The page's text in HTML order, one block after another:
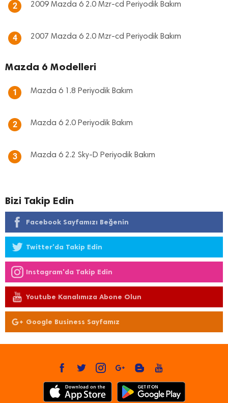
2 2009 Mazda 6 2.0 Mzr-cd Periyodik Bakım
4 2007 Mazda 6 2.0 Mzr-cd Periyodik Bakım
Mazda 6 Modelleri
1 Mazda 6 1.8 Periyodik Bakım
2 Mazda 6 2.0 Periyodik Bakım
3 Mazda 6 2.2 Sky-D Periyodik Bakım
Bizi Takip Edin
Facebook Sayfamızı Beğenin
Twitter'da Takip Edin
Instagram'da Takip Edin
Youtube Kanalımıza Abone Olun
Google Business Sayfamız